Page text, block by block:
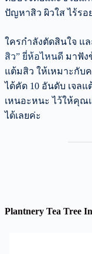
ปัญหาสิว ผิวใส ไร้ร
ใครกำลังตัดสินใจ แล
สิว” ยี่ห้อไหนดี มาฟัง
แต้มสิว ให้เหมาะกับ
ได้คัด 10 อันดับ เจลแ
เหนอะหนะ ไว้ให้คุณ
ได้เลยค่ะ
Plantnery Tea Tree